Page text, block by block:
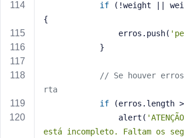
if (!weight ||
{
                erros.push(
            }
// Se houver
rta
if (erros.length >
                alert(
está incompleto. Faltam os